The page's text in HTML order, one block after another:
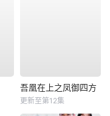
吾凰在上之凤御四方
更新至第12集